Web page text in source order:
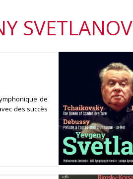
SVETLANOV
de
des succès